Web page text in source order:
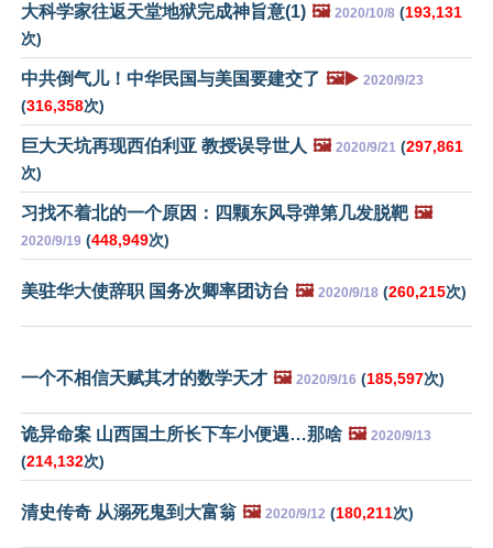
大科学家往返天堂地狱完成神旨意(1) 🖼️ 2020/10/8 (193,131
次)
中共倒气儿！中华民国与美国要建交了 🖼️▶️ 2020/9/23
(316,358次)
巨大天坑再现西伯利亚 教授误导世人 🖼️ 2020/9/21 (297,861
次)
习找不着北的一个原因：四颗东风导弹第几发脱靶 🖼️
2020/9/19 (448,949次)
美驻华大使辞职 国务次卿率团访台 🖼️ 2020/9/18 (260,215次)
一个不相信天赋其才的数学天才 🖼️ 2020/9/16 (185,597次)
诡异命案 山西国土所长下车小便遇…那啥 🖼️ 2020/9/13
(214,132次)
清史传奇 从溺死鬼到大富翁 🖼️ 2020/9/12 (180,211次)